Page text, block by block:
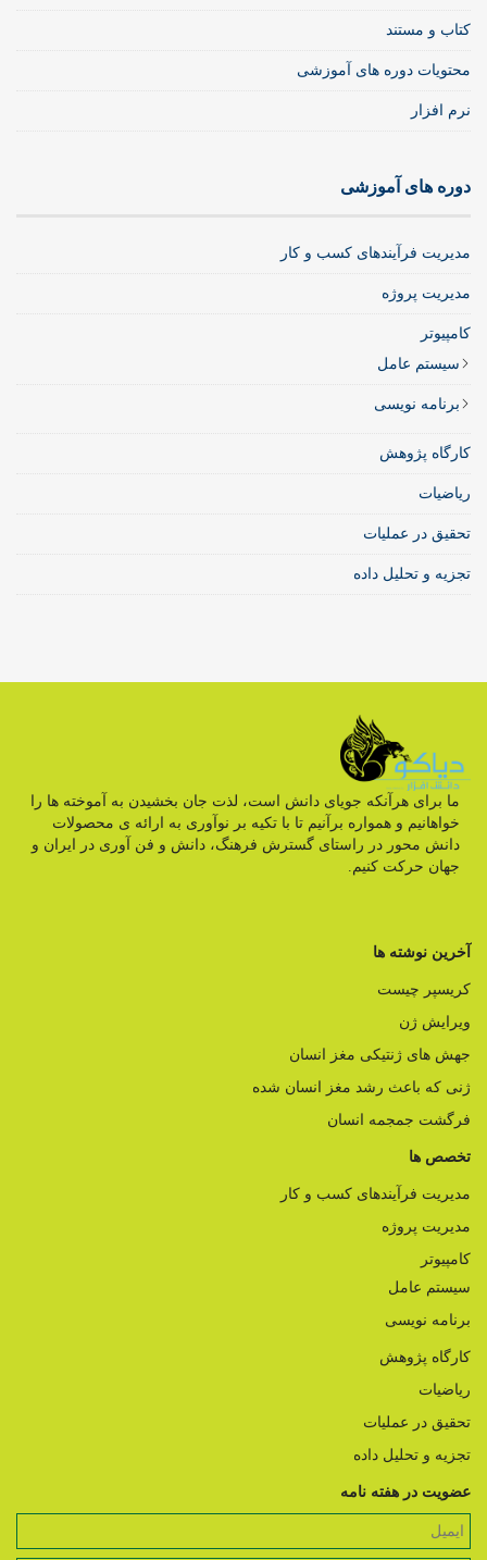
کتاب و مستند
محتویات دوره های آموزشی
نرم افزار
دوره های آموزشی
مدیریت فرآیندهای کسب و کار
مدیریت پروژه
کامپیوتر
سیستم عامل
برنامه نویسی
کارگاه پژوهش
ریاضیات
تحقیق در عملیات
تجزیه و تحلیل داده
ما برای هرآنکه جویای دانش است، لذت جان بخشیدن به آموخته ها را
خواهانیم و همواره برآنیم تا با تکیه بر نوآوری به ارائه ی محصولات
دانش محور در راستای گسترش فرهنگ، دانش و فن آوری در ایران و
جهان حرکت کنیم.
آخرین نوشته ها
کریسپر چیست
ویرایش ژن
جهش های ژنتیکی مغز انسان
ژنی که باعث رشد مغز انسان شده
فرگشت جمجمه انسان
تخصص ها
مدیریت فرآیندهای کسب و کار
مدیریت پروژه
کامپیوتر
سیستم عامل
برنامه نویسی
کارگاه پژوهش
ریاضیات
تحقیق در عملیات
تجزیه و تحلیل داده
عضویت در هفته نامه